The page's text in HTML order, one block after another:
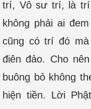
trí, Vô sư trí, là trí
không phải ai
cũng có trí đó
điên đảo. Cho
buông bỏ không
hiện tiền. Lời